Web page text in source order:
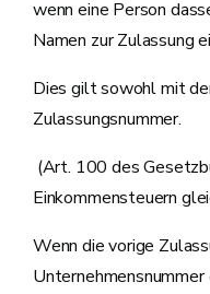
wenn eine Person
Namen zur Zulassung
Dies gilt sowohl mit
Zulassungsnummer.
(Art. 100 des
Einkommensteuern
Wenn die vorige